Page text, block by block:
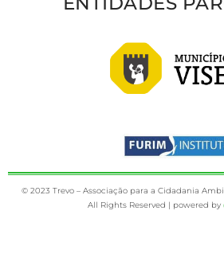
© 2023 Trevo – Associação para a Cidadania
All Rights Reserved | powered by